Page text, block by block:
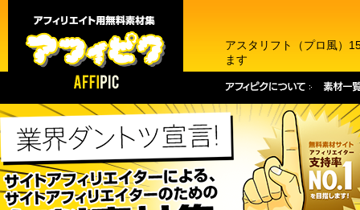
アスタリフト（プロ風）
ます